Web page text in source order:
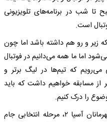
تا شب در برنامه‌های تلویزیونی
است.
زیر و رو هم داشته باشد اما چون
اما ما همه می‌دانیم در فوتبال
که تیم‌ها در لیگ برتر و
مسابقه خواهیم داشت که باید
را درک کنیم.
او تصریح کرد: ما لیگ نخبگان، لیگ قهرمانان آسیا ۲، مرحله انتخابی جام